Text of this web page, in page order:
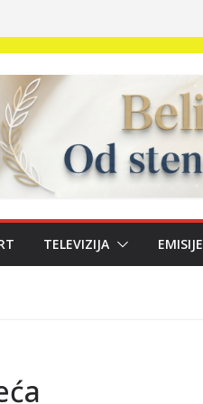
TELEVIZIJA EMISIJE